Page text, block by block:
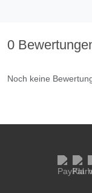
0
Noch keine